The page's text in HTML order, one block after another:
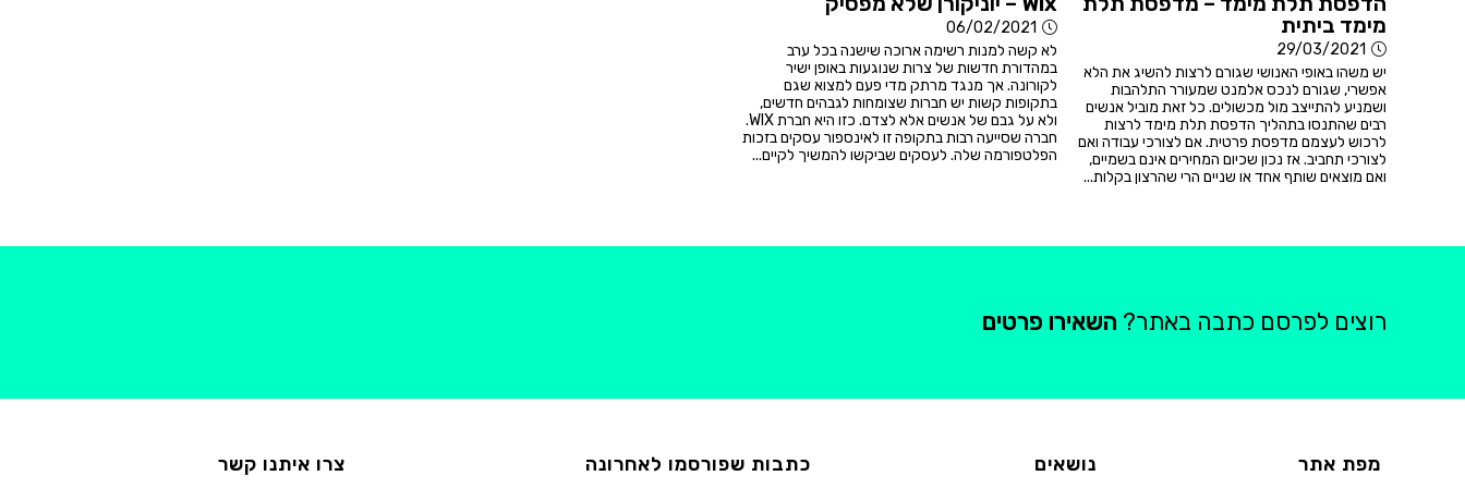
מימד ביתית
29/03/2021
יש משהו באופי האנושי שגורם לרצות להשיג את הלא
אפשרי, שגורם לנכס אלמנט שמעורר התלהבות
ושמניע להתייצב מול מכשולים. כל זאת מוביל אנשים
רבים שהתנסו בתהליך הדפסת תלת מימד לרצות
לרכוש לעצמם מדפסת פרטית. אם לצורכי עבודה ואם
לצורכי תחביב. אז נכון שכיום המחירים אינם בשמיים,
ואם מוצאים שותף אחד או שניים הרי שהרצון בקלות...
06/02/2021
לא קשה למנות רשימה ארוכה שישנה בכל ערב
במהדורת חדשות של צרות שנוגעות באופן ישיר
לקורונה. אך מנגד מרתק מדי פעם למצוא שגם
בתקופות קשות יש חברות שצומחות לגבהים חדשים,
ולא על גבם של אנשים אלא לצדם. כזו היא חברת WIX.
חברה שסייעה רבות בתקופה זו לאינספור עסקים בזכות
הפלטפורמה שלה. לעסקים שביקשו להמשיך לקיים...
רוצים לפרסם כתבה באתר? השאירו פרטים
מפת אתר נושאים כתבות שפורסמו לאחרונה צרו איתנו קשר